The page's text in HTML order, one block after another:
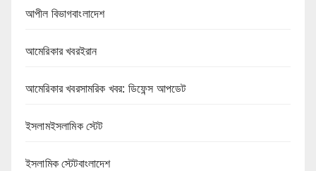
আপীল বিভাগবাংলাদেশ
আমেরিকার খবরইরান
আমেরিকার খবরসামরিক খবর: ডিফেন্স আপডেট
ইসলামইসলামিক স্টেট
ইসলামিক স্টেটবাংলাদেশ